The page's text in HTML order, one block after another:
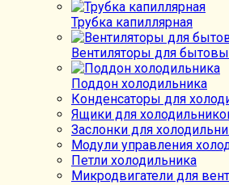
Трубка капиллярная
Вентиляторы для
Поддон холодильника
Конденсаторы для
Ящики для
Заслонки для
Модули управления
Петли холодильника
Микродвигатели для